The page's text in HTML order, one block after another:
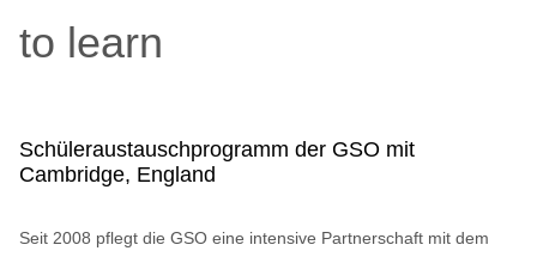
to learn
Schüleraustauschprogramm der GSO mit
Cambridge, England
Seit 2008 pflegt die GSO eine intensive Partnerschaft mit dem